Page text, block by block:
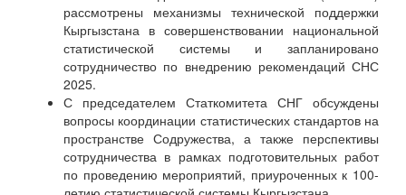
рассмотрены механизмы технической поддержки
Кыргызстана в совершенствовании национальной
статистической системы и запланировано
сотрудничество по внедрению рекомендаций СНС
2025.
С председателем Статкомитета СНГ обсуждены
вопросы координации статистических стандартов на
пространстве Содружества, а также перспективы
сотрудничества в рамках подготовительных работ
по проведению мероприятий, приуроченных к 100-